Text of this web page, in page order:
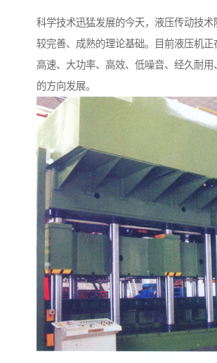
科学技术迅猛发展的今天，液压传动技术
较完善、成熟的理论基础。目前液压机正
高速、大功率、高效、低噪音、经久耐用
的方向发展。